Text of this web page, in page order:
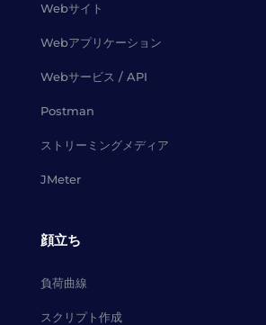
Webサイト
Webアプリケーション
Webサービス / API
Postman
ストリーミングメディア
JMeter
顔立ち
負荷曲線
スクリプト作成